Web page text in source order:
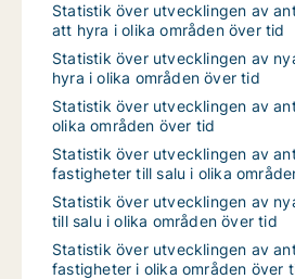
Statistik över utvecklingen av
att hyra i olika områden över tid
Statistik över utvecklingen av
hyra i olika områden över tid
Statistik över utvecklingen av
olika områden över tid
Statistik över utvecklingen av
fastigheter till salu i olika
Statistik över utvecklingen av
till salu i olika områden över tid
Statistik över utvecklingen av
fastigheter i olika områden över